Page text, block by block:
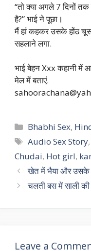
“तो क्या अगले 7 दिनों तक
है?” भाई ने पूछा।
मैं हां कहकर उसके होंठ
सहलाने लगा.
भाई बेहन Xxx कहानी में
मेल में बताएं.
Categories
Bhabhi Sex,
Tags
Audio Sex Story,
Chudai, Hot girl,
खेत में भैया और उसके
चलती बस में साली
Leave a